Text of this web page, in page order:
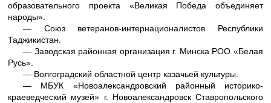
образовательного проекта «Великая Победа объединяет
народы».
― Союз ветеранов-интернационалистов Республики
Таджикистан.
― Заводская районная организация г. Минска РОО «Белая
Русь».
― Волгоградский областной центр казачьей культуры.
― МБУК «Новоалександровский районный историко-
краеведческий музей» г. Новоалександровск Ставропольского